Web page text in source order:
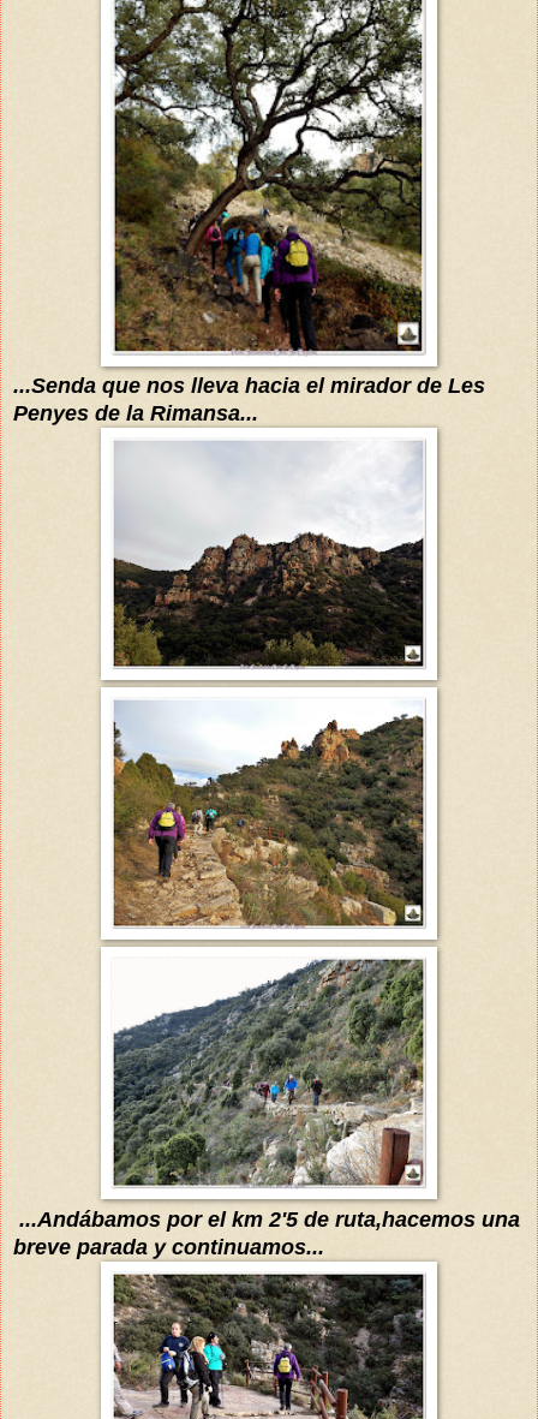
...Senda que nos lleva hacia el mirador de Les
Penyes de la Rimansa...
...Andábamos por el km 2'5 de ruta,hacemos una
breve parada y continuamos...